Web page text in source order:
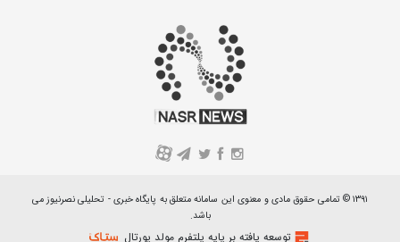
A
۱۳۹۱ © تمامی حقوق مادی و معنوی این سامانه متعلق به پایگاه خبری - تحلیلی نصرنیوز می
باشد.
توسعه یافته بر پایه پلتفرم مولد پورتال